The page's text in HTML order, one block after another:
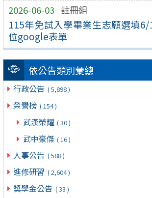
2026-06-03 註冊組
115年免試入學畢業生志願選填
位google表單
依公告類別彙總
行政公告 ( 5,898 )
榮譽榜 ( 154 )
武漢榮耀 ( 30 )
武中豪傑 ( 16 )
人事公告 ( 588 )
進修研習 ( 2,604 )
獎學金公告 ( 33 )